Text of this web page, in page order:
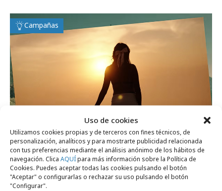
Uso de cookies
Utilizamos cookies propias y de terceros con fines técnicos, de
personalización, analíticos y para mostrarte publicidad relacionada
con tus preferencias mediante el análisis anónimo de los hábitos de
navegación. Clica AQUÍpara más información sobre la Política de
Cookies. Puedes aceptar todas las cookies pulsando el botón
"Aceptar" o configurarlas o rechazar su uso pulsando el botón
"Configurar".
Campañas
jueves, 2 de julio 2026
Vuelve el Sorteo Extraordinario de